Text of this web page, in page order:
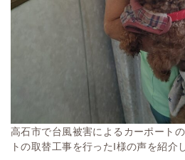
高石市で台風被害によるカーポート
トの取替工事を行ったI様の声を紹介